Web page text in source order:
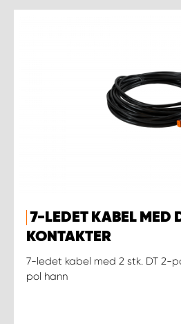
7-LEDET KABEL MED
KONTAKTER
7-ledet kabel med 2 stk. DT 2-
pol hann